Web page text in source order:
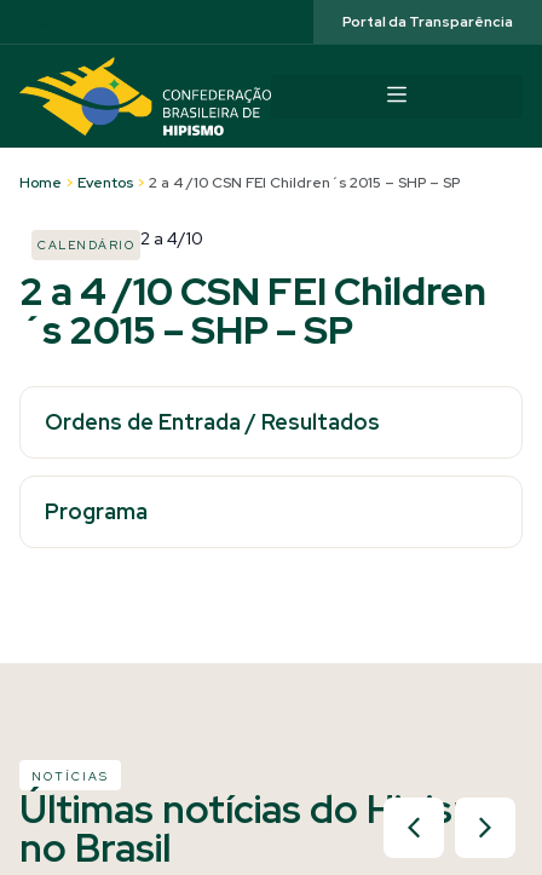
Portal da Transparência
Home > Eventos > 2 a 4 /10 CSN FEI Children´s 2015 – SHP – SP
CALENDÁRIO 2 a 4/10
2 a 4 /10 CSN FEI Children
´s 2015 – SHP – SP
Ordens de Entrada / Resultados
Programa
NOTÍCIAS
Últimas notícias do Hipismo
no Brasil